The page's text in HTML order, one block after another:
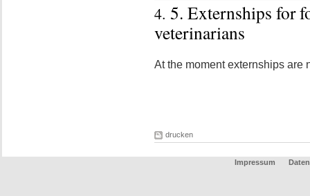
4. 5. Externships for
veterinarians
At the moment externships are
drucken
Impressum